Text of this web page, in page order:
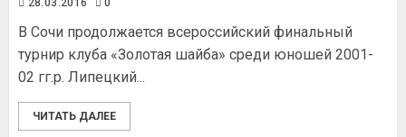
28.03.2016 0
В Сочи продолжается всероссийский финальный
турнир клуба «Золотая шайба» среди юношей 2001-
02 гг.р. Липецкий...
ЧИТАТЬ ДАЛЕЕ